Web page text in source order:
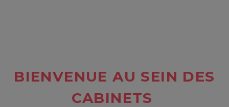
BIENVENUE AU SEIN DES
CABINETS